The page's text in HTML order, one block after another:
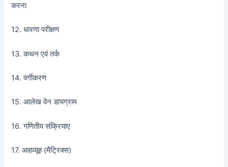
करना
12. धारणा परीक्षण
13. कथन एवं तर्क
14. वर्गीकरण
15. आलेख वेन डायग्राम
16. गणितीय संक्रियाए
17. आहव्यूह (मैट्रिक्स)